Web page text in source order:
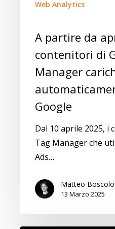
Web Analytics
A partire da
contenitori di
Manager
Google
Dal 10 aprile 2025, i
Tag Manager che
Ads…
Matteo Boscolo
13 Marzo 2025